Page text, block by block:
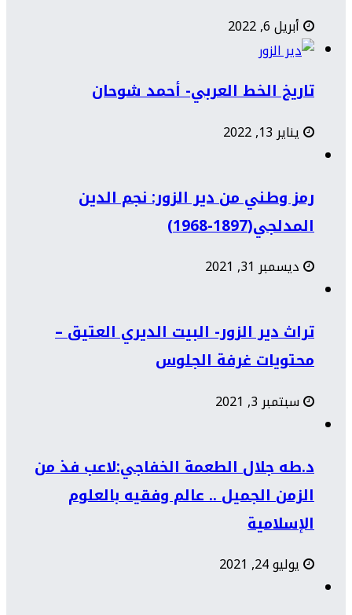
أبريل 6, 2022
تاريخ الخط العربي- أحمد شوحان
يناير 13, 2022
رمز وطني من دير الزور: نجم الدين
المدلجي(1897-1968)
ديسمبر 31, 2021
تراث دير الزور- البيت الديري العتيق –
محتويات غرفة الجلوس
سبتمبر 3, 2021
د.طه جلال الطعمة الخفاجي:لاعب فذ من
الزمن الجميل .. عالم وفقيه بالعلوم
الإسلامية
يوليو 24, 2021